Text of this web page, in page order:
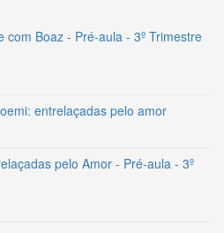
com Boaz - Pré-aula - 3º Trimestre
entrelaçadas pelo amor
pelo Amor - Pré-aula - 3º